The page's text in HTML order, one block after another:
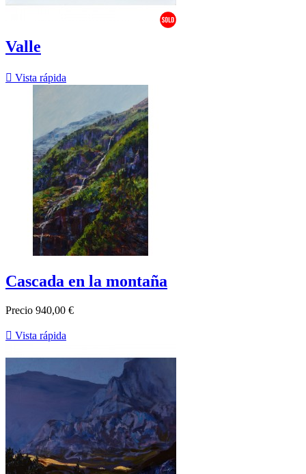
Valle
 Vista rápida
Cascada en la montaña
Precio 940,00 €
 Vista rápida